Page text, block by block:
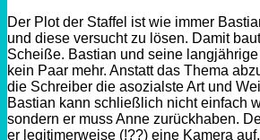
Der Plot der Staffel ist wie immer
und diese versucht zu lösen. Damit
Scheiße. Bastian und seine
kein Paar mehr. Anstatt das Thema
die Schreiber die asozialste Art und
Bastian kann schließlich nicht einfach
sondern er muss Anne zurückhaben.
er legitimerweise (!??) eine Kamera